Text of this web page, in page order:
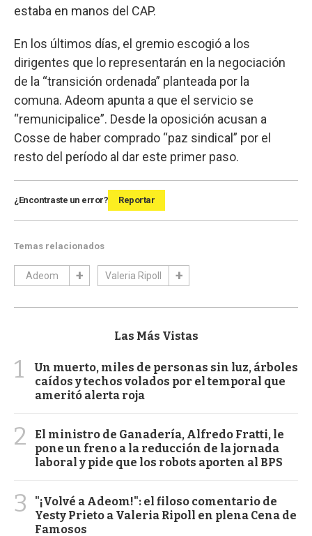
estaba en manos del CAP.
En los últimos días, el gremio escogió a los
dirigentes que lo representarán en la negociación
de la “transición ordenada” planteada por la
comuna. Adeom apunta a que el servicio se
“remunicipalice”. Desde la oposición acusan a
Cosse de haber comprado “paz sindical” por el
resto del período al dar este primer paso.
¿Encontraste un error? Reportar
Temas relacionados
Adeom Valeria Ripoll
Las Más Vistas
1
Un muerto, miles de personas sin luz, árboles
caídos y techos volados por el temporal que
ameritó alerta roja
2
El ministro de Ganadería, Alfredo Fratti, le
pone un freno a la reducción de la jornada
laboral y pide que los robots aporten al BPS
3
"¡Volvé a Adeom!": el filoso comentario de
Yesty Prieto a Valeria Ripoll en plena Cena de
Famosos